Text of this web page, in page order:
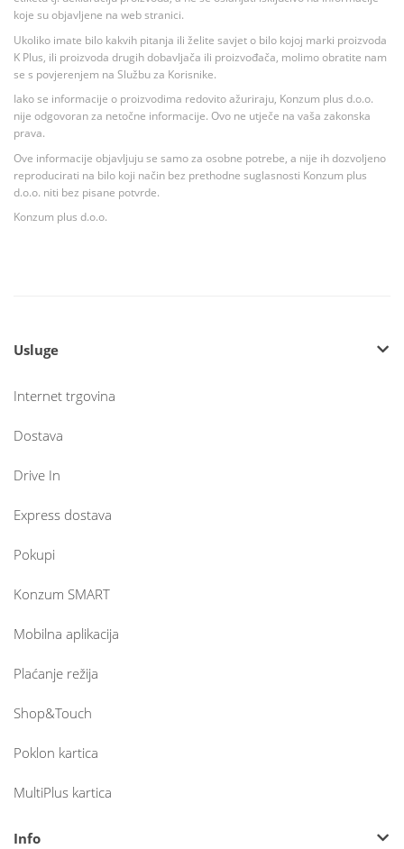
koje su objavljene na web stranici.
Ukoliko imate bilo kakvih pitanja ili želite savjet o bilo kojoj marki proizvoda
K Plus, ili proizvoda drugih dobavljača ili proizvođača, molimo obratite nam
se s povjerenjem na Službu za Korisnike.
Iako se informacije o proizvodima redovito ažuriraju, Konzum plus d.o.o.
nije odgovoran za netočne informacije. Ovo ne utječe na vaša zakonska
prava.
Ove informacije objavljuju se samo za osobne potrebe, a nije ih dozvoljeno
reproducirati na bilo koji način bez prethodne suglasnosti Konzum plus
d.o.o. niti bez pisane potvrde.
Konzum plus d.o.o.
Usluge
Internet trgovina
Dostava
Drive In
Express dostava
Pokupi
Konzum SMART
Mobilna aplikacija
Plaćanje režija
Shop&Touch
Poklon kartica
MultiPlus kartica
Info